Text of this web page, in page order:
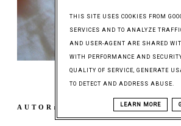
AUTOR: MARTA (PANI SOWA)
THIS SITE USES COOKIES FROM
SERVICES AND TO ANALYZE
AND USER-AGENT ARE SHARED
WITH PERFORMANCE AND
QUALITY OF SERVICE, GENERATE
TO DETECT AND ADDRESS ABUSE.
LEARN MORE